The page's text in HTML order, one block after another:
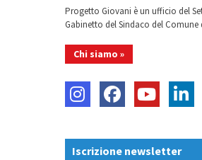
Progetto Giovani è un ufficio del
Gabinetto del Sindaco del Comune
Chi siamo »
Iscrizione newsletter